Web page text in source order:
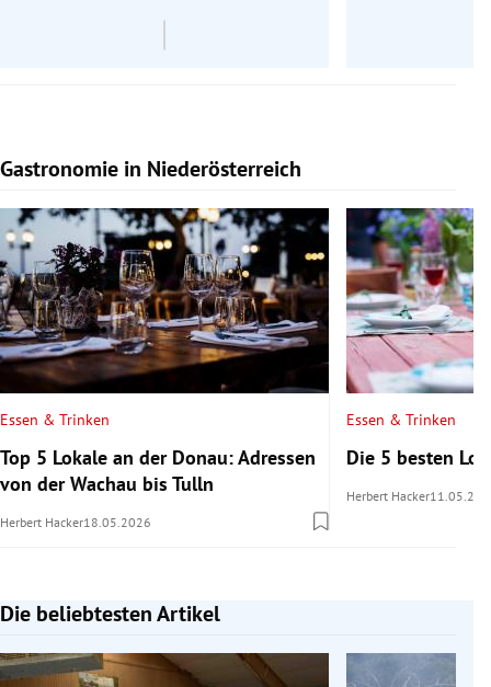
Gastronomie in Niederösterreich
Slide 1 von 15
Essen & Trinken
Top 5 Lokale an der Donau: Adressen
von der Wachau bis Tulln
Herbert Hacker18.05.2026
Essen & Trinken
Die 5 besten
Herbert Hacker
Die beliebtesten Artikel
Slide 1 von 7